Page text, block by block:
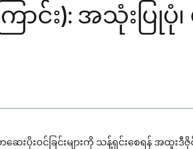
ာင်း): အသုံးပြု
ပိုးဝင်ခြင်းများကို သန့်ရှင်းစေရန် အထူး